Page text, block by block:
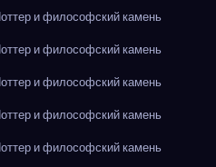
и философский камень
и философский камень
и философский камень
и философский камень
и философский камень